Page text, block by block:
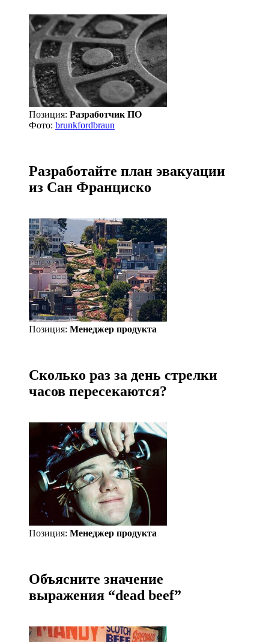
Позиция: Разработчик ПО
Фото: brunkfordbraun
Разработайте план эвакуации
из Сан Франциско
Позиция: Менеджер продукта
Сколько раз за день стрелки
часов пересекаются?
Позиция: Менеджер продукта
Объясните значение
выражения “dead beef”